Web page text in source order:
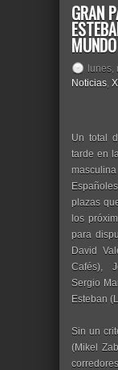
GRAN
lunes,
Noticias,
Un total
tarde en
plazas
los
para
David
Cafés),
Sergio
Esteban
Sin un
(Mikel